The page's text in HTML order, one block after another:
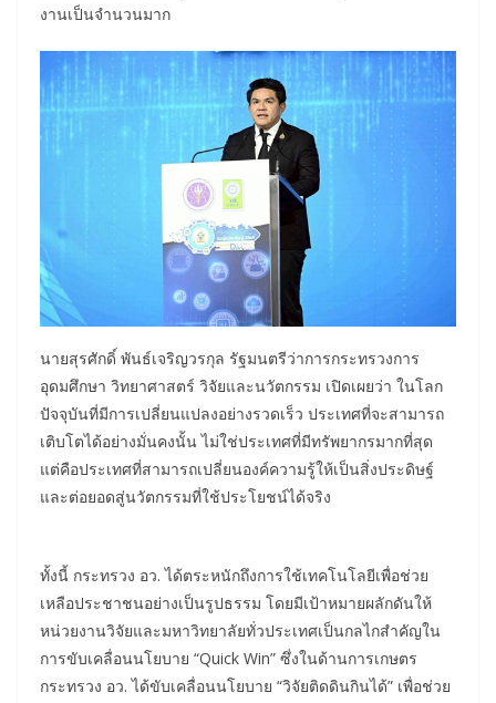
งานเป็นจำนวนมาก
นายสุรศักดิ์ พันธ์เจริญวรกุล รัฐมนตรีว่าการกระทรวงการ
อุดมศึกษา วิทยาศาสตร์ วิจัยและนวัตกรรม เปิดเผยว่า ในโลก
ปัจจุบันที่มีการเปลี่ยนแปลงอย่างรวดเร็ว ประเทศที่จะสามารถ
เติบโตได้อย่างมั่นคงนั้น ไม่ใช่ประเทศที่มีทรัพยากรมากที่สุด
แต่คือประเทศที่สามารถเปลี่ยนองค์ความรู้ให้เป็นสิ่งประดิษฐ์
และต่อยอดสู่นวัตกรรมที่ใช้ประโยชน์ได้จริง
ทั้งนี้ กระทรวง อว. ได้ตระหนักถึงการใช้เทคโนโลยีเพื่อช่วย
เหลือประชาชนอย่างเป็นรูปธรรม โดยมีเป้าหมายผลักดันให้
หน่วยงานวิจัยและมหาวิทยาลัยทั่วประเทศเป็นกลไกสำคัญใน
การขับเคลื่อนนโยบาย “Quick Win” ซึ่งในด้านการเกษตร
กระทรวง อว. ได้ขับเคลื่อนนโยบาย “วิจัยติดดินกินได้” เพื่อช่วย